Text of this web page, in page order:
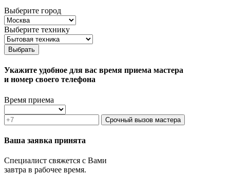
Выберите город
Выберите технику
Выбрать
Укажите удобное для вас время приема мастера
и номер своего телефона
Время приема
Срочный вызов мастера
Ваша заявка принята
Специалист свяжется с Вами
завтра в рабочее время.